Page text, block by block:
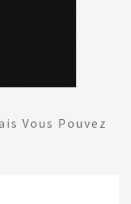
Vous Pouvez